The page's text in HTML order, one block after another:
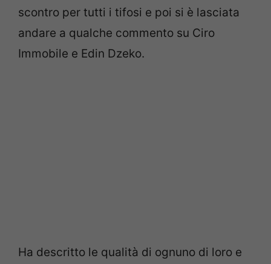
scontro per tutti i tifosi e poi si è lasciata
andare a qualche commento su Ciro
Immobile e Edin Dzeko.
Ha descritto le qualità di ognuno di loro e